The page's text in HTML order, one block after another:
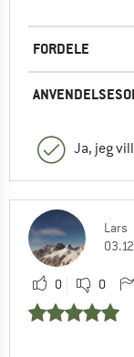
FORDELE
Ja, jeg
Lars
0 0